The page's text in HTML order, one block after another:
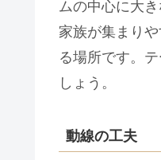
ムの中心に大
家族が集まり
る場所です。
しょう。
動線の工夫